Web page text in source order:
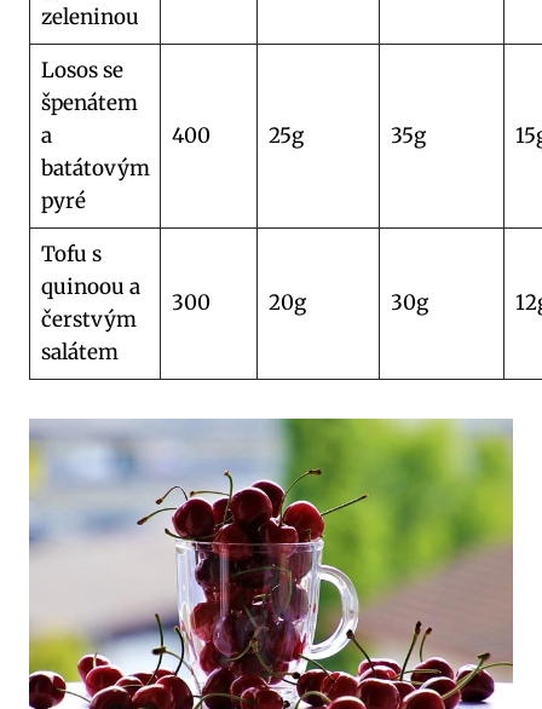
zeleninou
Losos se
špenátem
a
batátovým
pyré
400 25g 35g
Tofu s
quinoou a
čerstvým
salátem
300 20g 30g